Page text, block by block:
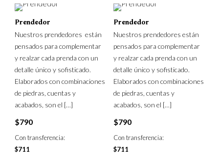
Prendedor
Nuestros prendedores están
pensados para complementar
y realzar cada prenda con un
detalle único y sofisticado.
Elaborados con combinaciones
de piedras, cuentas y
acabados, son el […]
$790
Con transferencia:
$711
Prendedor
Nuestros prendedores están
pensados para complementar
y realzar cada prenda con un
detalle único y sofisticado.
Elaborados con combinaciones
de piedras, cuentas y
acabados, son el […]
$790
Con transferencia:
$711